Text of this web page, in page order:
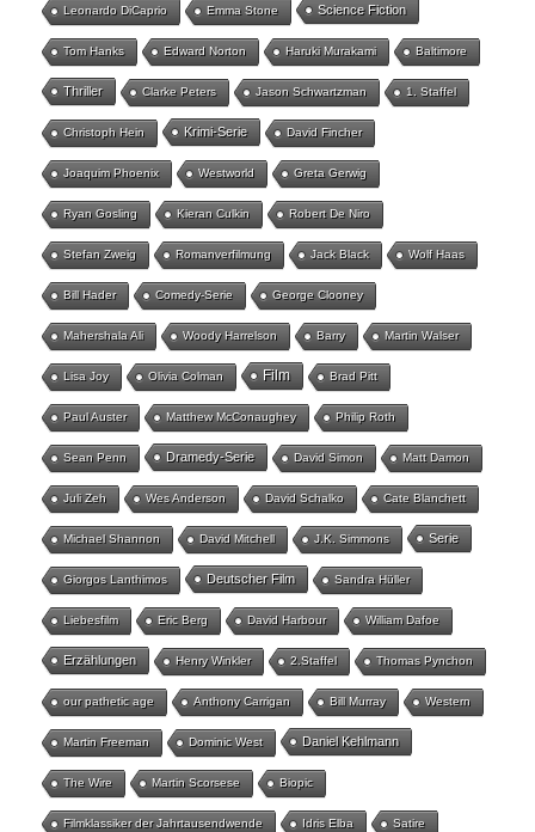
Leonardo DiCaprio Emma Stone Science Fiction
Tom Hanks Edward Norton Haruki Murakami Baltimore
Thriller Clarke Peters Jason Schwartzman 1. Staffel
Christoph Hein Krimi-Serie David Fincher
Joaquim Phoenix Westworld Greta Gerwig
Ryan Gosling Kieran Culkin Robert De Niro
Stefan Zweig Romanverfilmung Jack Black Wolf Haas
Bill Hader Comedy-Serie George Clooney
Mahershala Ali Woody Harrelson Barry Martin Walser
Lisa Joy Olivia Colman Film Brad Pitt
Paul Auster Matthew McConaughey Philip Roth
Sean Penn Dramedy-Serie David Simon Matt Damon
Juli Zeh Wes Anderson David Schalko Cate Blanchett
Michael Shannon David Mitchell J.K. Simmons Serie
Giorgos Lanthimos Deutscher Film Sandra Hüller
Liebesfilm Eric Berg David Harbour William Dafoe
Erzählungen Henry Winkler 2.Staffel Thomas Pynchon
our pathetic age Anthony Carrigan Bill Murray Western
Martin Freeman Dominic West Daniel Kehlmann
The Wire Martin Scorsese Biopic
Filmklassiker der Jahrtausendwende Idris Elba Satire